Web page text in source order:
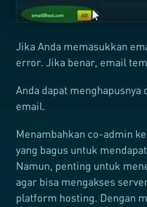
Jika Anda memasukkan
error. Jika benar, email
Anda dapat
email.
Menambahkan co-admin
yang bagus untuk
Namun, penting untuk
agar bisa mengakses
platform hosting. Dengan